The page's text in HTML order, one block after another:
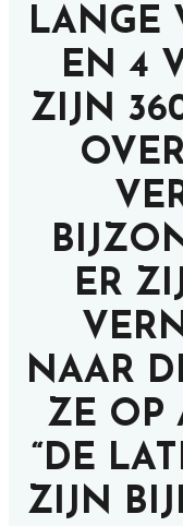
LANGE
EN 4
ZIJN
ER
NAAR
ZE OP
“DE
ZIJN